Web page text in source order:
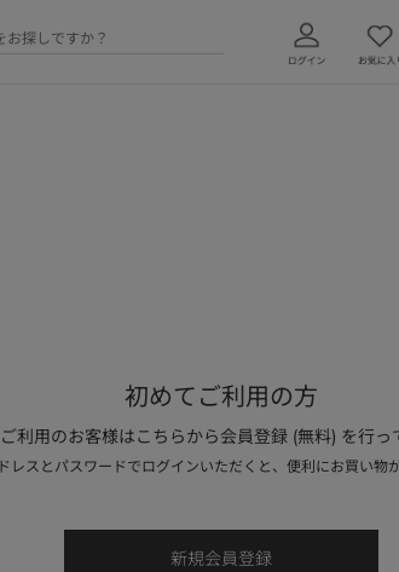
初めてご利用の方
利用のお客様はこちらから会員登録 (無料) を行っ
レスとパスワードでログインいただくと、便利にお買い物